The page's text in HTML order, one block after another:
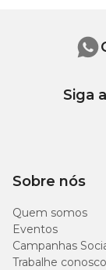
Sobre nós
Quem somos
Eventos
Campanhas
Trabalhe conosco
Siga